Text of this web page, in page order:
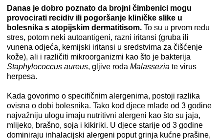
Danas je dobro poznato da brojni čimbenici mogu
provocirati recidiv ili pogoršanje kliničke slike u
bolesnika s atopijskim dermatitisom. To su u prvom redu
stres, potom neki autoantigeni, razni iritansi (gruba ili
vunena odjeća, kemijski iritansi u sredstvima za čišćenje
kože), ali i različiti mikroorganizmi kao što je bakterija
Staphylococcus aureus, gljive roda Malassezia te virus
herpesa.
Kada govorimo o specifičnim alergenima, postoji razlika
ovisna o dobi bolesnika. Tako kod djece mlađe od 3 godine
najvažniju ulogu imaju nutritivni alergeni kao što su jaja,
mlijeko, brašno, soja i kikiriki. U djece starije od 3 godine
dominiraju inhalacijski alergeni poput grinja kućne prašine,